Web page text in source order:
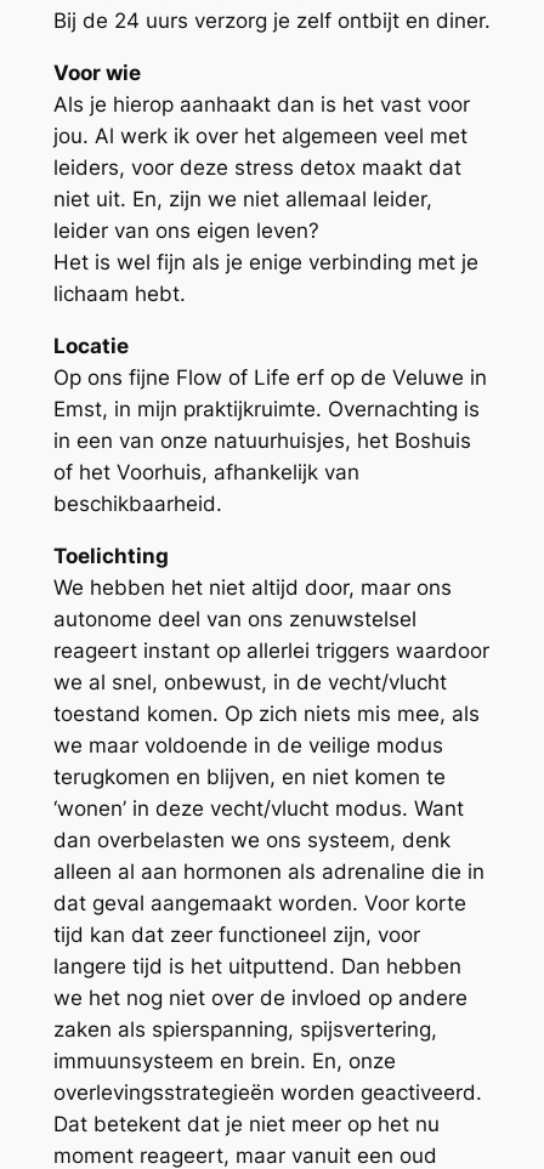
Bij de 24 uurs verzorg je zelf ontbijt en diner.
Voor wie
Als je hierop aanhaakt dan is het vast voor
jou. Al werk ik over het algemeen veel met
leiders, voor deze stress detox maakt dat
niet uit. En, zijn we niet allemaal leider,
leider van ons eigen leven?
Het is wel fijn als je enige verbinding met je
lichaam hebt.
Locatie
Op ons fijne Flow of Life erf op de Veluwe in
Emst, in mijn praktijkruimte. Overnachting is
in een van onze natuurhuisjes, het Boshuis
of het Voorhuis, afhankelijk van
beschikbaarheid.
Toelichting
We hebben het niet altijd door, maar ons
autonome deel van ons zenuwstelsel
reageert instant op allerlei triggers waardoor
we al snel, onbewust, in de vecht/vlucht
toestand komen. Op zich niets mis mee, als
we maar voldoende in de veilige modus
terugkomen en blijven, en niet komen te
‘wonen’ in deze vecht/vlucht modus. Want
dan overbelasten we ons systeem, denk
alleen al aan hormonen als adrenaline die in
dat geval aangemaakt worden. Voor korte
tijd kan dat zeer functioneel zijn, voor
langere tijd is het uitputtend. Dan hebben
we het nog niet over de invloed op andere
zaken als spierspanning, spijsvertering,
immuunsysteem en brein. En, onze
overlevingsstrategieën worden geactiveerd.
Dat betekent dat je niet meer op het nu
moment reageert, maar vanuit een oud